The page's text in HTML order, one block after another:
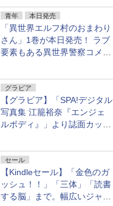
ェア 2026」第2弾が開催中！
青年 本日発売
「異世界エルフ村のおまわり
さん」1巻が本日発売！ ラブ
要素もある異世界警察コメデ
グラビア
【グラビア】「SPA!デジタル
写真集 江籠裕奈『エンジェ
ルボディ』」より誌面カット
セール
【Kindleセール】「金色のガ
ッシュ！！」「三体」「読書
する脳」まで。幅広いジャン